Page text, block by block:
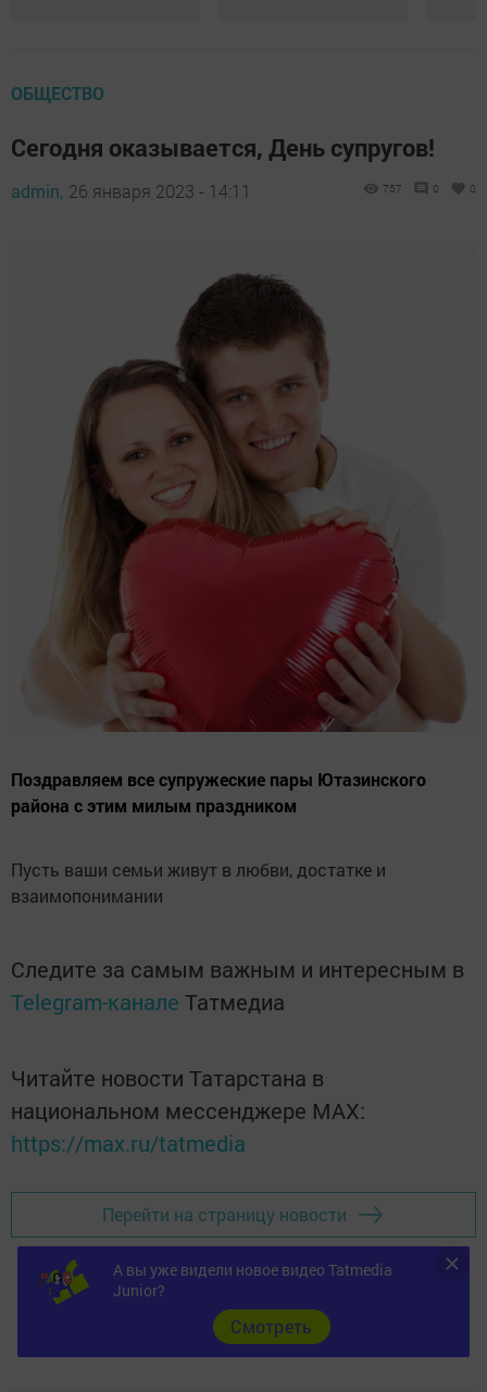
ОБЩЕСТВО
Сегодня оказывается, День супругов!
admin, 26 января 2023 - 14:11 757 0 0
Поздравляем все супружеские пары Ютазинского
района с этим милым праздником
Пусть ваши семьи живут в любви, достатке и
взаимопонимании
Следите за самым важным и интересным в
Telegram-канале Татмедиа
Читайте новости Татарстана в
национальном мессенджере MАХ:
https://max.ru/tatmedia
Перейти на страницу новости
А вы уже видели новое видео Tatmedia
Junior?
Cмотреть